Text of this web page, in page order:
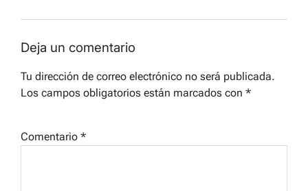
Deja un comentario
Tu dirección de correo electrónico no será publicada.
Los campos obligatorios están marcados con *
Comentario *